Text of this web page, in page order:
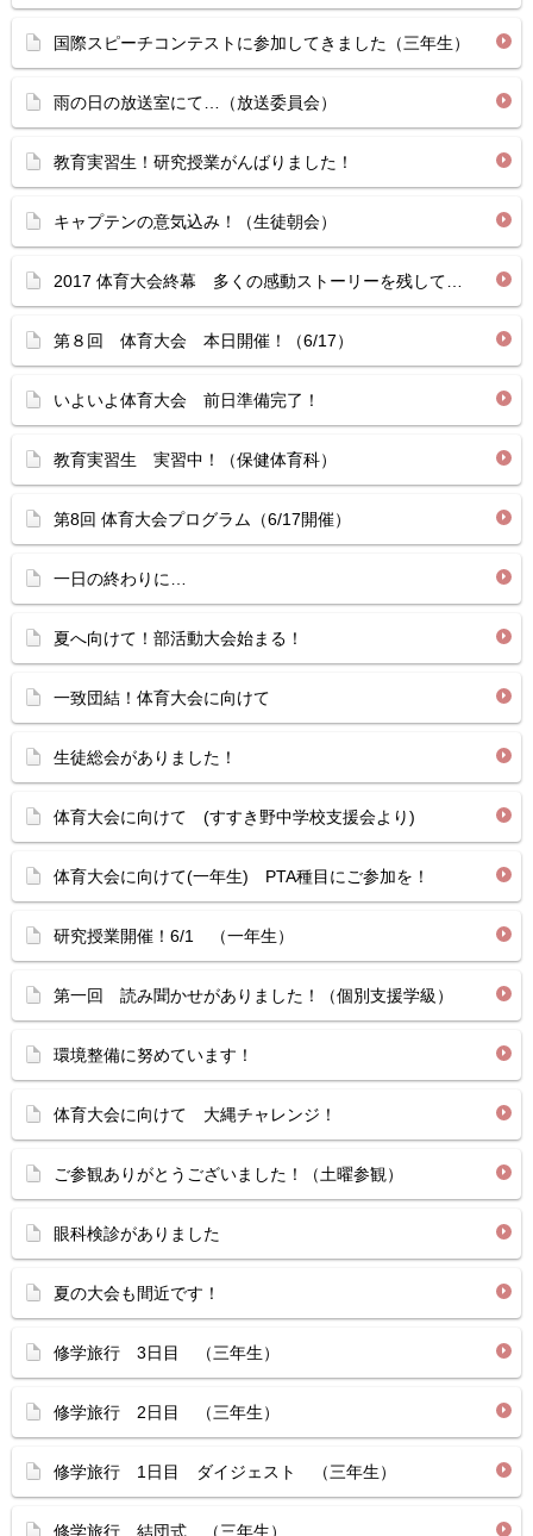
国際スピーチコンテストに参加してきました（三年生）
雨の日の放送室にて…（放送委員会）
教育実習生！研究授業がんばりました！
キャプテンの意気込み！（生徒朝会）
2017 体育大会終幕 多くの感動ストーリーを残して…
第８回 体育大会 本日開催！（6/17）
いよいよ体育大会 前日準備完了！
教育実習生 実習中！（保健体育科）
第8回 体育大会プログラム（6/17開催）
一日の終わりに…
夏へ向けて！部活動大会始まる！
一致団結！体育大会に向けて
生徒総会がありました！
体育大会に向けて (すすき野中学校支援会より)
体育大会に向けて(一年生) PTA種目にご参加を！
研究授業開催！6/1 （一年生）
第一回 読み聞かせがありました！（個別支援学級）
環境整備に努めています！
体育大会に向けて 大縄チャレンジ！
ご参観ありがとうございました！（土曜参観）
眼科検診がありました
夏の大会も間近です！
修学旅行 3日目 （三年生）
修学旅行 2日目 （三年生）
修学旅行 1日目 ダイジェスト （三年生）
修学旅行 結団式 （三年生）